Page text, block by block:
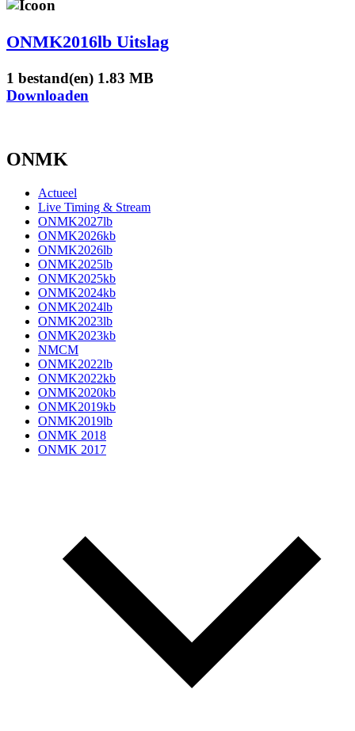
ONMK2016lb Uitslag
1 bestand(en) 1.83 MB
Downloaden
ONMK
Actueel
Live Timing & Stream
ONMK2027lb
ONMK2026kb
ONMK2026lb
ONMK2025lb
ONMK2025kb
ONMK2024kb
ONMK2024lb
ONMK2023lb
ONMK2023kb
NMCM
ONMK2022lb
ONMK2022kb
ONMK2020kb
ONMK2019kb
ONMK2019lb
ONMK 2018
ONMK 2017